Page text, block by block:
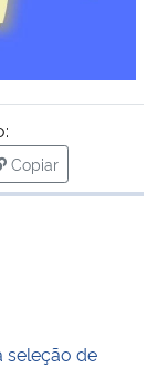
Copiar
para área de
seleção de